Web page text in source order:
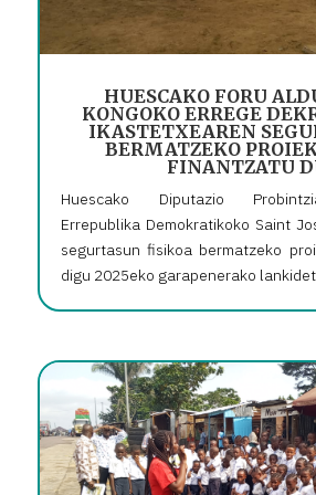
HUESCAKO FORU
KONGOKO ERREGE
IKASTETXEAREN
BERMATZEKO
FINANTZATU
Huescako Diputazio
Errepublika Demokratikoko Saint
segurtasun fisikoa bermatzeko
digu 2025eko garapenerako